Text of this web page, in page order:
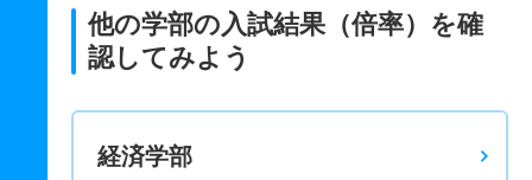
9人 1.60倍 1.70倍
現代社会学科 一般 ニ 後期３科目型
他の学部の入試結果（倍率）を確
認してみよう
経済学部